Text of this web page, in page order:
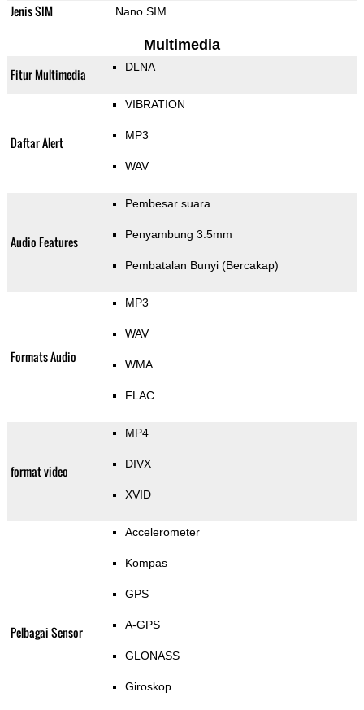
Jenis SIM Nano SIM
Multimedia
Fitur Multimedia DLNA
Daftar Alert
VIBRATION
MP3
WAV
Audio Features
Pembesar suara
Penyambung 3.5mm
Pembatalan Bunyi (Bercakap)
Formats Audio
MP3
WAV
WMA
FLAC
format video
MP4
DIVX
XVID
Pelbagai Sensor
Accelerometer
Kompas
GPS
A-GPS
GLONASS
Giroskop